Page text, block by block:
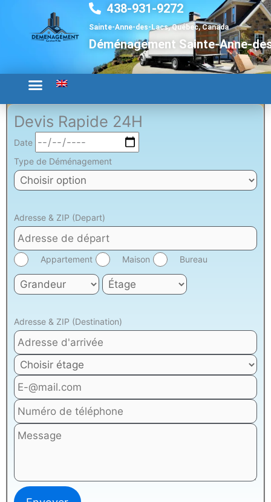
contenu
438-931-9272
Sainte-Anne-des-Lacs, Québec, Canada
Déménagement Sainte-Anne-
Devis Rapide 24H
Date
Type de Déménagement
Adresse & ZIP (Depart)
Appartement Maison Bureau
Adresse & ZIP (Destination)